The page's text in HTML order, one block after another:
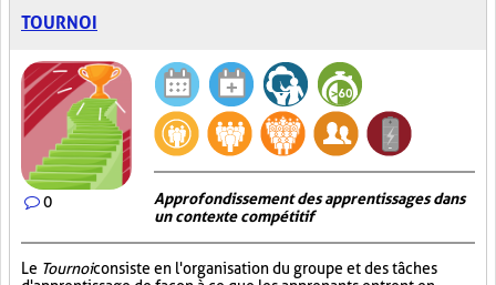
TOURNOI
0
Approfondissement des apprentissages dans
un contexte compétitif
Le Tournoiconsiste en l'organisation du groupe et des tâches